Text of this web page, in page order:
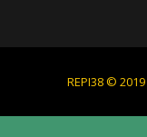
REPI38 © 2019